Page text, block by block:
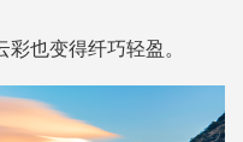
也变得纤巧轻盈。